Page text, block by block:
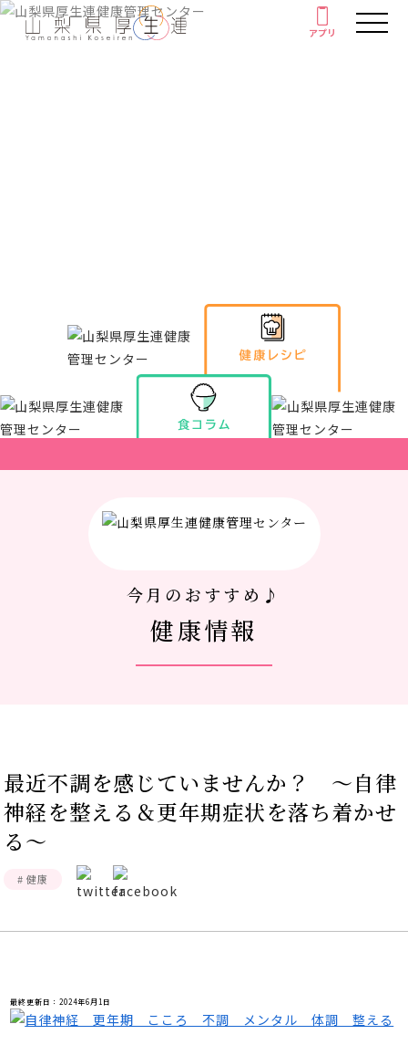
アプリ
アプリ
健康情報
厚生連について
人間ドック 最新空き情報
館内3Dマップ
今月のおすすめ♪
健康情報
最近不調を感じていませんか？ ～自律
神経を整える＆更年期症状を落ち着かせ
る～
# 健康
最終更新日：2024年6月1日